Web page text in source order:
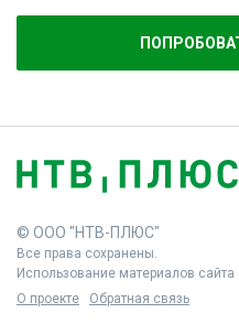
© ООО "НТВ-ПЛЮС"
Все права сохранены.
Использование материалов
О проекте
Обратная связь